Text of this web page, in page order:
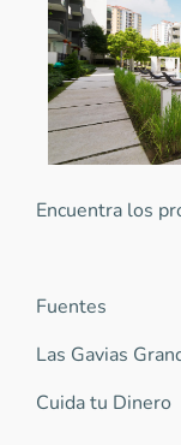
Encuentra los
Fuentes
Las Gavias
Cuida tu Dinero